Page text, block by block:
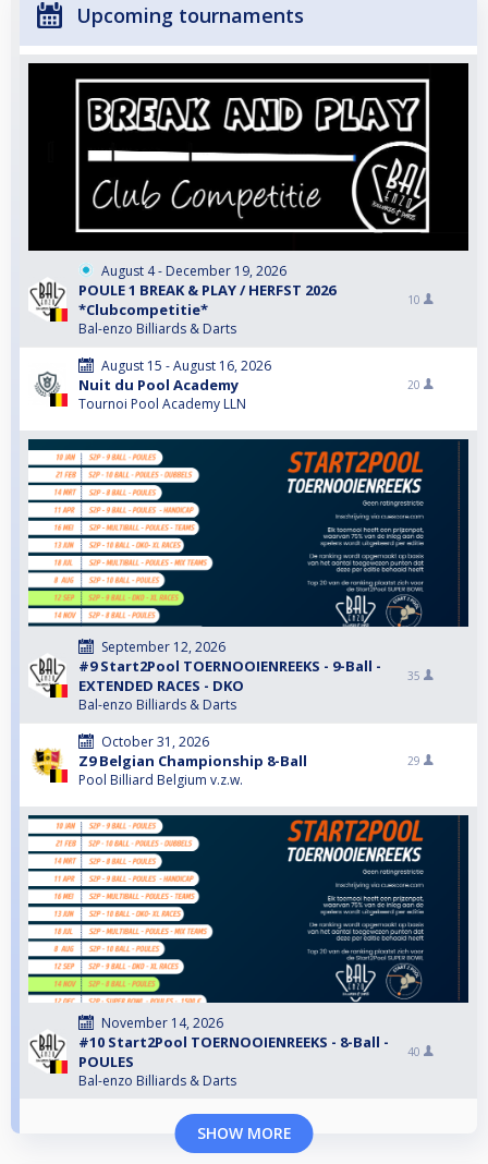
Upcoming tournaments
August 4 - December 19, 2026
POULE 1 BREAK & PLAY / HERFST 2026
*Clubcompetitie*
Bal-enzo Billiards & Darts
10
August 15 - August 16, 2026
Nuit du Pool Academy
Tournoi Pool Academy LLN
20
September 12, 2026
#9 Start2Pool TOERNOOIENREEKS - 9-Ball -
EXTENDED RACES - DKO
Bal-enzo Billiards & Darts
35
October 31, 2026
Z9 Belgian Championship 8-Ball
Pool Billiard Belgium v.z.w.
29
November 14, 2026
#10 Start2Pool TOERNOOIENREEKS - 8-Ball -
POULES
Bal-enzo Billiards & Darts
40
SHOW MORE